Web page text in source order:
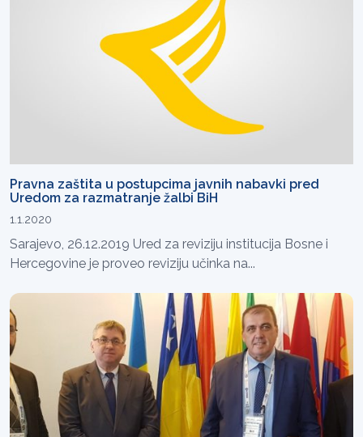
Pravna zaštita u postupcima javnih nabavki pred
Uredom za razmatranje žalbi BiH
1.1.2020
Sarajevo, 26.12.2019 Ured za reviziju institucija Bosne i
Hercegovine je proveo reviziju učinka na...